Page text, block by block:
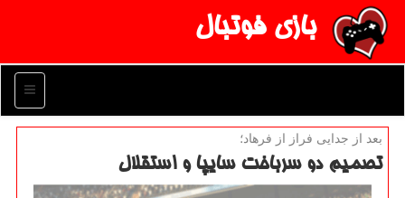
بازی فوتبال
منو
بعد از جدایی فراز از فرهاد؛
تصمیم دو سرباخت سایپا و استقلال